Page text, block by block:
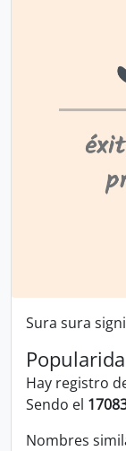
Sura sura
Hay registro
Sendo el
Nombres